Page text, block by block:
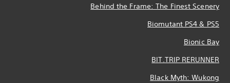
Behind the Frame: The Finest Scenery
Biomutant PS4 & PS5
Bionic Bay
BIT.TRIP RERUNNER
Black Myth: Wukong